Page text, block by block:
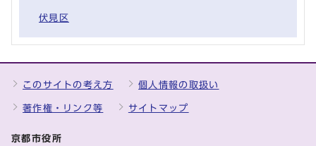
伏見区
このサイトの考え方 個人情報の取扱い
著作権・リンク等 サイトマップ
京都市役所